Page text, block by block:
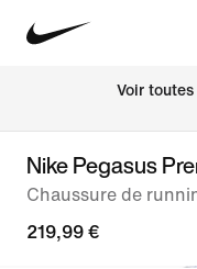
Voir
Nike Pegasus
Chaussure de
219,99 €